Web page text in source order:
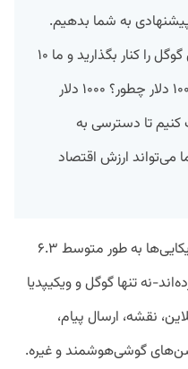
به شما بدهیم.
شما دسترسی به موتور جستجوی گوگل را کنار بگذارید و ما ۱۰
دلار به شما می‌دهیم. کم است؟ ۱۰۰ دلار چطور؟ ۱۰۰۰ دلار
تا دسترسی به
می‌تواند ارزش اقتصاد
به گزارش پیوست، در سال ۲۰۱۸، آمریکایی‌ها به طور متوسط ۶.۳
نه تنها گوگل و ویکیپدیا
نقشه، ارسال پیام،
گوشی‌هوشمند و غیره.